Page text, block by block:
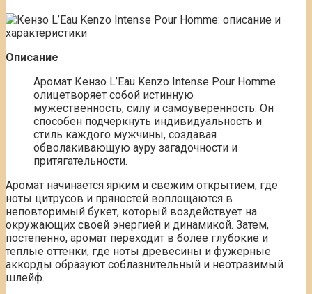
Описание
Аромат Кензо L’Eau Kenzo Intense Pour Homme
олицетворяет собой истинную
мужественность, силу и самоуверенность. Он
способен подчеркнуть индивидуальность и
стиль каждого мужчины, создавая
обволакивающую ауру загадочности и
притягательности.
Аромат начинается ярким и свежим открытием, где
ноты цитрусов и пряностей воплощаются в
неповторимый букет, который воздействует на
окружающих своей энергией и динамикой. Затем,
постепенно, аромат переходит в более глубокие и
теплые оттенки, где ноты древесины и фужерные
аккорды образуют соблазнительный и неотразимый
шлейф.